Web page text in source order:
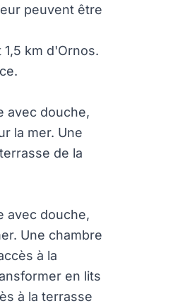
peuvent être
km d'Ornos.
avec douche,
la mer. Une
de la
avec douche,
Une chambre
à la
en lits
à la terrasse